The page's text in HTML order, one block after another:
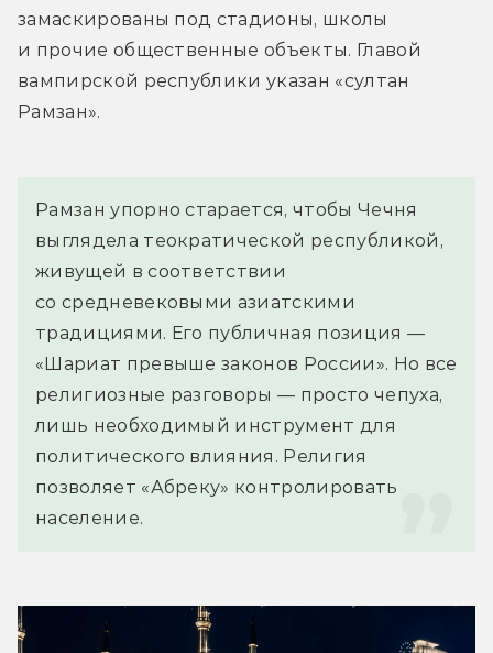
замаскированы под стадионы, школы
и прочие общественные объекты. Главой
вампирской республики указан «султан
Рамзан».
Рамзан упорно старается, чтобы Чечня
выглядела теократической республикой,
живущей в соответствии
со средневековыми азиатскими
традициями. Его публичная позиция —
«Шариат превыше законов России». Но все
религиозные разговоры — просто чепуха,
лишь необходимый инструмент для
политического влияния. Религия
позволяет «Абреку» контролировать
население.